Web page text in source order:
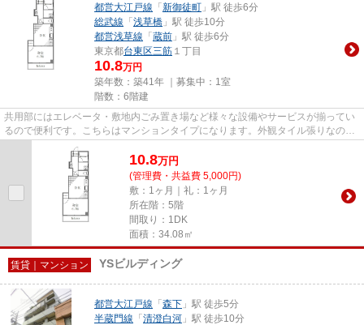
都営大江戸線 「 新御徒町 」駅 徒歩6分
総武線 「 浅草橋 」駅 徒歩10分
都営浅草線 「 蔵前 」駅 徒歩6分
東京都台東区三筋 １丁目
10.8万円
築年数：築41年 ｜募集中： 1室
階数：6階建
共用部にはエレベータ・敷地内ごみ置き場など様々な設備やサービスが揃ってい
るので便利です。こちらはマンションタイプになります。外観タイル張りなの
で、強度や耐久性に優れます。...
10.8万円
(管理費・共益費 5,000円)
敷：1ヶ月｜礼：1ヶ月
所在階：5階
間取り：1DK
面積：34.08㎡
賃貸｜マンション YSビルディング
都営大江戸線 「 森下 」駅 徒歩5分
半蔵門線 「 清澄白河 」駅 徒歩10分